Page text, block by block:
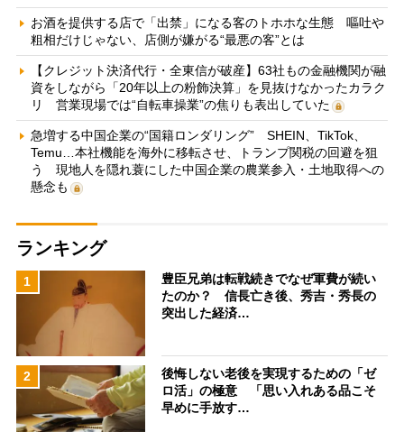
お酒を提供する店で「出禁」になる客のトホホな生態 嘔吐や
粗相だけじゃない、店側が嫌がる“最悪の客”とは
【クレジット決済代行・全東信が破産】63社もの金融機関が融
資をしながら「20年以上の粉飾決算」を見抜けなかったカラク
リ 営業現場では“自転車操業”の焦りも表出していた
急増する中国企業の“国籍ロンダリング” SHEIN、TikTok、
Temu…本社機能を海外に移転させ、トランプ関税の回避を狙
う 現地人を隠れ蓑にした中国企業の農業参入・土地取得への
懸念も
ランキング
1
豊臣兄弟は転戦続きでなぜ軍費が続い
たのか？ 信長亡き後、秀吉・秀長の
突出した経済…
2
後悔しない老後を実現するための「ゼ
ロ活」の極意 「思い入れある品こそ
早めに手放す…